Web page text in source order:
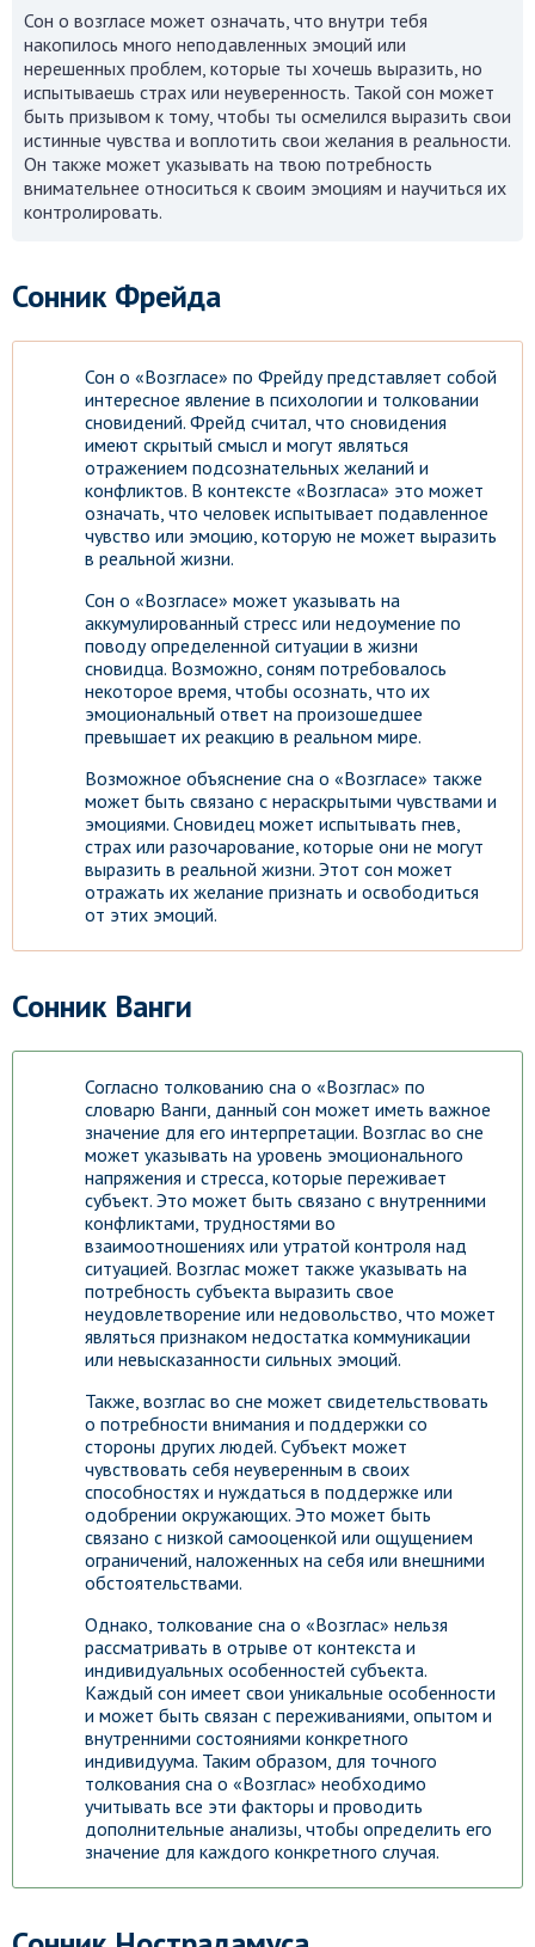
Сон о возгласе может означать, что внутри тебя
накопилось много неподавленных эмоций или
нерешенных проблем, которые ты хочешь выразить, но
испытываешь страх или неуверенность. Такой сон может
быть призывом к тому, чтобы ты осмелился выразить свои
истинные чувства и воплотить свои желания в реальности.
Он также может указывать на твою потребность
внимательнее относиться к своим эмоциям и научиться их
контролировать.
Сонник Фрейда
Сон о «Возгласе» по Фрейду представляет собой
интересное явление в психологии и толковании
сновидений. Фрейд считал, что сновидения
имеют скрытый смысл и могут являться
отражением подсознательных желаний и
конфликтов. В контексте «Возгласа» это может
означать, что человек испытывает подавленное
чувство или эмоцию, которую не может выразить
в реальной жизни.
Сон о «Возгласе» может указывать на
аккумулированный стресс или недоумение по
поводу определенной ситуации в жизни
сновидца. Возможно, соням потребовалось
некоторое время, чтобы осознать, что их
эмоциональный ответ на произошедшее
превышает их реакцию в реальном мире.
Возможное объяснение сна о «Возгласе» также
может быть связано с нераскрытыми чувствами и
эмоциями. Сновидец может испытывать гнев,
страх или разочарование, которые они не могут
выразить в реальной жизни. Этот сон может
отражать их желание признать и освободиться
от этих эмоций.
Сонник Ванги
Согласно толкованию сна о «Возглас» по
словарю Ванги, данный сон может иметь важное
значение для его интерпретации. Возглас во сне
может указывать на уровень эмоционального
напряжения и стресса, которые переживает
субъект. Это может быть связано с внутренними
конфликтами, трудностями во
взаимоотношениях или утратой контроля над
ситуацией. Возглас может также указывать на
потребность субъекта выразить свое
неудовлетворение или недовольство, что может
являться признаком недостатка коммуникации
или невысказанности сильных эмоций.
Также, возглас во сне может свидетельствовать
о потребности внимания и поддержки со
стороны других людей. Субъект может
чувствовать себя неуверенным в своих
способностях и нуждаться в поддержке или
одобрении окружающих. Это может быть
связано с низкой самооценкой или ощущением
ограничений, наложенных на себя или внешними
обстоятельствами.
Однако, толкование сна о «Возглас» нельзя
рассматривать в отрыве от контекста и
индивидуальных особенностей субъекта.
Каждый сон имеет свои уникальные особенности
и может быть связан с переживаниями, опытом и
внутренними состояниями конкретного
индивидуума. Таким образом, для точного
толкования сна о «Возглас» необходимо
учитывать все эти факторы и проводить
дополнительные анализы, чтобы определить его
значение для каждого конкретного случая.